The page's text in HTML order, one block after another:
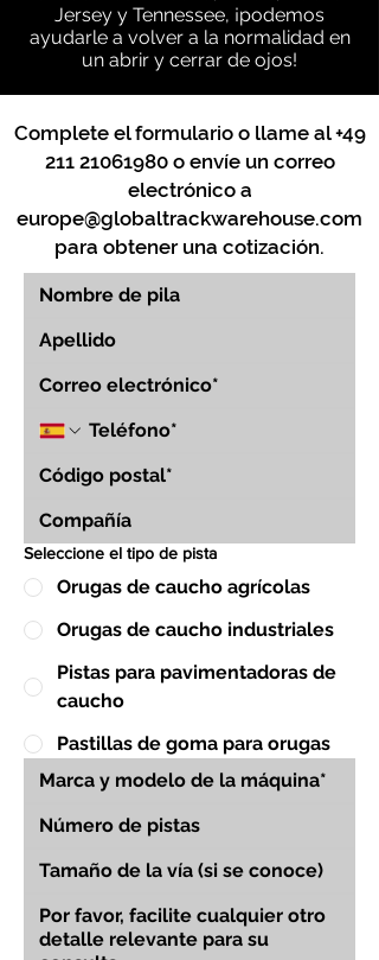
Jersey y Tennessee, ¡podemos
ayudarle a volver a la normalidad en
un abrir y cerrar de ojos!
Complete el formulario o llame al+49
211 21061980o envíe un correo
electrónico a
europe@globaltrackwarehouse.com
para obtener una cotización.
Seleccione el tipo de pista
Orugas de caucho agrícolas
Orugas de caucho industriales
Pistas para pavimentadoras de
caucho
Pastillas de goma para orugas